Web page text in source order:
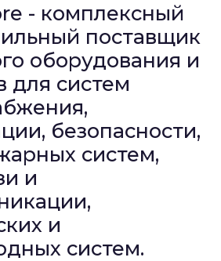
- комплексный
поставщик
оборудования и
для систем
безопасности,
систем,
и
и
систем.